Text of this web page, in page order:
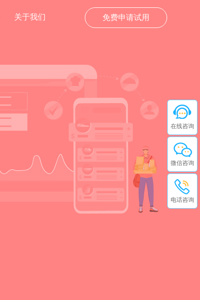
免费申请试用
关于我们
在线咨询
微信咨询
电话咨询